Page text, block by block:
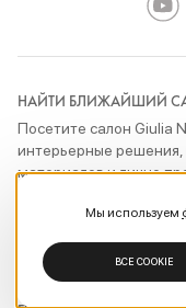
НАЙТИ БЛИЖАЙШИЙ
Посетите салон Giulia
интерьерные
материалов и лично
ПОКАЗАТЬ САЛОНЫ
Мы используем
ВСЕ COOKIE